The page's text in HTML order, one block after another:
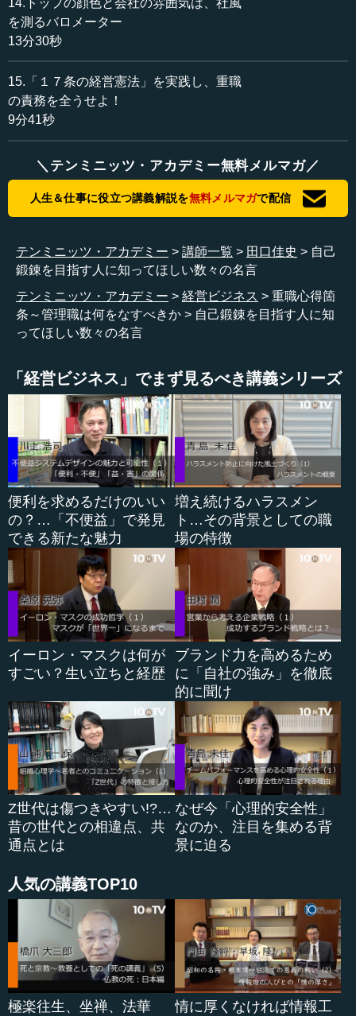
を測るバロメーター
13分30秒
15.「１７条の経営憲法」を実践し、重職
の責務を全うせよ！
9分41秒
＼テンミニッツ・アカデミー無料メルマガ／
人生＆仕事に役立つ講義解説を無料メルマガで配信
テンミニッツ・アカデミー 講師一覧 田口佳史
自己
鍛錬を目指す人に知ってほしい数々の名言
テンミニッツ・アカデミー
経営ビジネス
重職心得箇
条～管理職は何をなすべきか
自己鍛錬を目指す人に知
ってほしい数々の名言
「経営ビジネス」でまず見るべき講義シリーズ
便利を求めるだけのいい
の？…「不便益」で発見
できる新たな魅力
増え続けるハラスメン
ト…その背景としての職
場の特徴
イーロン・マスクは何が
すごい？生い立ちと経歴
ブランド力を高めるため
に「自社の強み」を徹底
的に聞け
Z世代は傷つきやすい!?…
昔の世代との相違点、共
通点とは
なぜ今「心理的安全性」
なのか、注目を集める背
景に迫る
人気の講義TOP10
極楽往生、坐禅、法華
情に厚くなければ情報工